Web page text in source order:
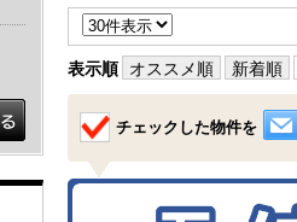
表示順 オススメ順 新着順
チェックした物件を